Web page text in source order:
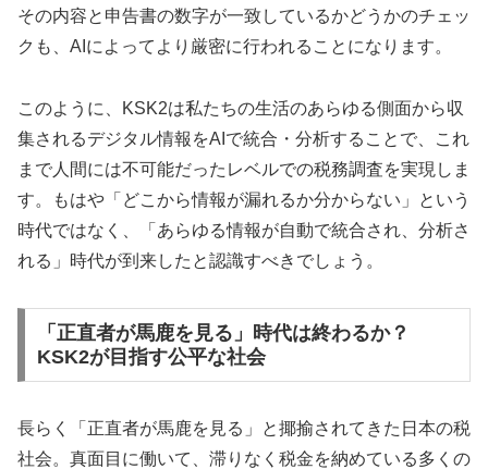
その内容と申告書の数字が一致しているかどうかのチェッ
クも、AIによってより厳密に行われることになります。
このように、KSK2は私たちの生活のあらゆる側面から収
集されるデジタル情報をAIで統合・分析することで、これ
まで人間には不可能だったレベルでの税務調査を実現しま
す。もはや「どこから情報が漏れるか分からない」という
時代ではなく、「あらゆる情報が自動で統合され、分析さ
れる」時代が到来したと認識すべきでしょう。
「正直者が馬鹿を見る」時代は終わるか？
KSK2が目指す公平な社会
長らく「正直者が馬鹿を見る」と揶揄されてきた日本の税
社会。真面目に働いて、滞りなく税金を納めている多くの